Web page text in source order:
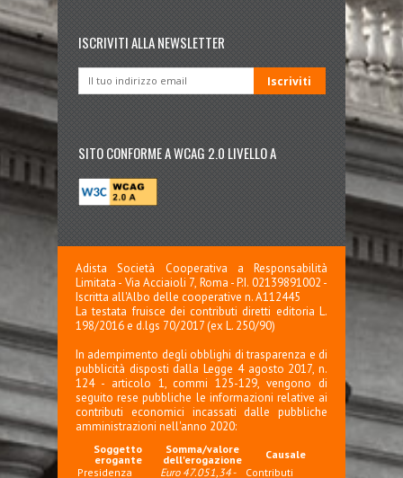
ISCRIVITI ALLA NEWSLETTER
SITO CONFORME A WCAG 2.0 LIVELLO A
Adista Società Cooperativa a Responsabilità
Limitata - Via Acciaioli 7, Roma - P.I. 02139891002 -
Iscritta all'Albo delle cooperative n. A112445
La testata fruisce dei contributi diretti editoria L.
198/2016 e d.lgs 70/2017 (ex L. 250/90)
In adempimento degli obblighi di trasparenza e di
pubblicità disposti dalla Legge 4 agosto 2017, n.
124 - articolo 1, commi 125-129, vengono di
seguito rese pubbliche le informazioni relative ai
contributi economici incassati dalle pubbliche
amministrazioni nell'anno 2020:
Soggetto
erogante
Somma/valore
dell'erogazione
Causale
Presidenza
Euro 47.051,34-
Contributi